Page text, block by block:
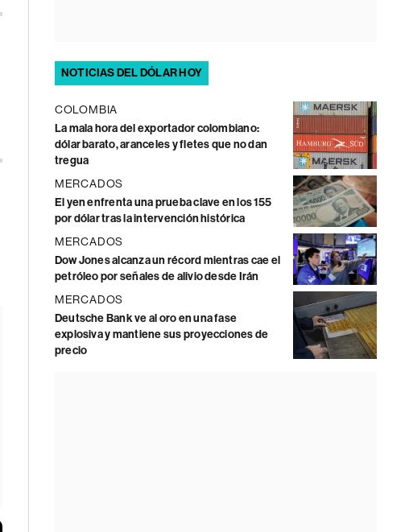
NOTICIAS DEL DÓLAR HOY
COLOMBIA
La mala hora del exportador colombiano:
dólar barato, aranceles y fletes que no dan
tregua
MERCADOS
El yen enfrenta una prueba clave en los 155
por dólar tras la intervención histórica
MERCADOS
Dow Jones alcanza un récord mientras cae el
petróleo por señales de alivio desde Irán
MERCADOS
Deutsche Bank ve al oro en una fase
explosiva y mantiene sus proyecciones de
precio